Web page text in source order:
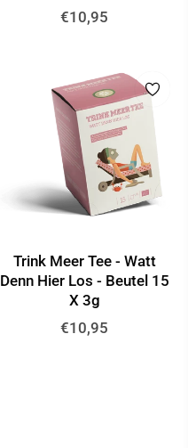
Normaler
€10,95
Trink Meer Tee - Watt
Denn Hier Los - Beutel 15
X 3g
Normaler
€10,95